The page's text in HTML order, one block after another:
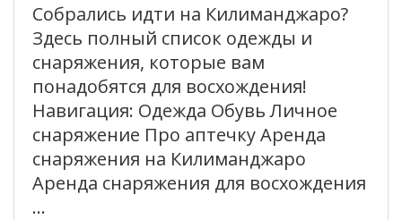
Собрались идти на Килиманджаро?
Здесь полный список одежды и
снаряжения, которые вам
понадобятся для восхождения!
Навигация: Одежда Обувь Личное
снаряжение Про аптечку Аренда
снаряжения на Килиманджаро
Аренда снаряжения для восхождения
…